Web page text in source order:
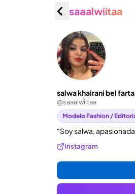
saaalwiitaa
salwa khairani bel
@saaalwiitaa
Modelo Fashion /
“Soy salwa,
Instagram